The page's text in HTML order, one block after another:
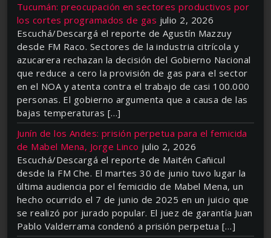
Tucumán: preocupación en sectores productivos por
los cortes programados de gas julio 2, 2026
Escuchá/Descargá el reporte de Agustín Mazzuy
desde FM Raco. Sectores de la industria citrícola y
azucarera rechazan la decisión del Gobierno Nacional
que reduce a cero la provisión de gas para el sector
en el NOA y atenta contra el trabajo de casi 100.000
personas. El gobierno argumenta que a causa de las
bajas temperaturas […]
Junín de los Andes: prisión perpetua para el femicida
de Mabel Mena, Jorge Linco julio 2, 2026
Escuchá/Descargá el reporte de Maitén Cañicul
desde la FM Che. El martes 30 de junio tuvo lugar la
última audiencia por el femicidio de Mabel Mena, un
hecho ocurrido el 7 de junio de 2025 en un juicio que
se realizó por jurado popular. El juez de garantía Juan
Pablo Valderrama condenó a prisión perpetua […]